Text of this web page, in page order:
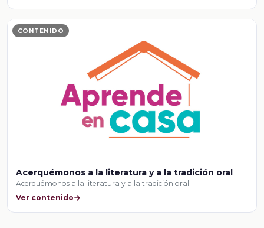
CONTENIDO
Acerquémonos a la literatura y a la tradición oral
Acerquémonos a la literatura y a la tradición oral
Ver contenido